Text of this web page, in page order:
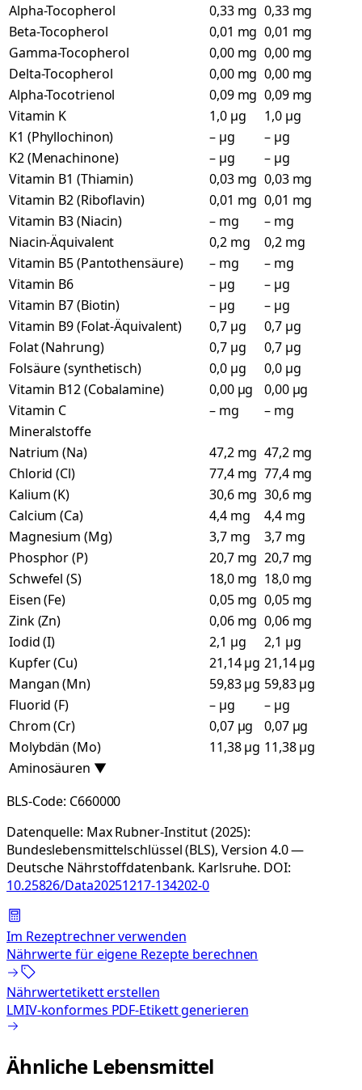
Alpha-Tocopherol
0,33 mg 0,33 mg
Beta-Tocopherol
0,01 mg 0,01 mg
Gamma-Tocopherol
0,00 mg 0,00 mg
Delta-Tocopherol
0,00 mg 0,00 mg
Alpha-Tocotrienol
0,09 mg 0,09 mg
Vitamin K
1,0 µg
1,0 µg
K1 (Phyllochinon)
– µg
– µg
K2 (Menachinone)
– µg
– µg
Vitamin B1 (Thiamin)
0,03 mg 0,03 mg
Vitamin B2 (Riboflavin)
0,01 mg 0,01 mg
Vitamin B3 (Niacin)
– mg
– mg
Niacin-Äquivalent
0,2 mg
0,2 mg
Vitamin B5 (Pantothensäure)
– mg
– mg
Vitamin B6
– µg
– µg
Vitamin B7 (Biotin)
– µg
– µg
Vitamin B9 (Folat-Äquivalent)
0,7 µg
0,7 µg
Folat (Nahrung)
0,7 µg
0,7 µg
Folsäure (synthetisch)
0,0 µg
0,0 µg
Vitamin B12 (Cobalamine)
0,00 µg
0,00 µg
Vitamin C
– mg
– mg
Mineralstoffe
Natrium (Na)
47,2 mg 47,2 mg
Chlorid (Cl)
77,4 mg 77,4 mg
Kalium (K)
30,6 mg 30,6 mg
Calcium (Ca)
4,4 mg
4,4 mg
Magnesium (Mg)
3,7 mg
3,7 mg
Phosphor (P)
20,7 mg 20,7 mg
Schwefel (S)
18,0 mg 18,0 mg
Eisen (Fe)
0,05 mg 0,05 mg
Zink (Zn)
0,06 mg 0,06 mg
Iodid (I)
2,1 µg
2,1 µg
Kupfer (Cu)
21,14 µg 21,14 µg
Mangan (Mn)
59,83 µg 59,83 µg
Fluorid (F)
– µg
– µg
Chrom (Cr)
0,07 µg
0,07 µg
Molybdän (Mo)
11,38 µg 11,38 µg
Aminosäuren ▼
BLS-Code: C660000
Datenquelle: Max Rubner-Institut (2025):
Bundeslebensmittelschlüssel (BLS), Version 4.0 —
Deutsche Nährstoffdatenbank. Karlsruhe. DOI:
10.25826/Data20251217-134202-0
Im Rezeptrechner verwenden
Nährwerte für eigene Rezepte berechnen
Nährwertetikett erstellen
LMIV-konformes PDF-Etikett generieren
Ähnliche Lebensmittel